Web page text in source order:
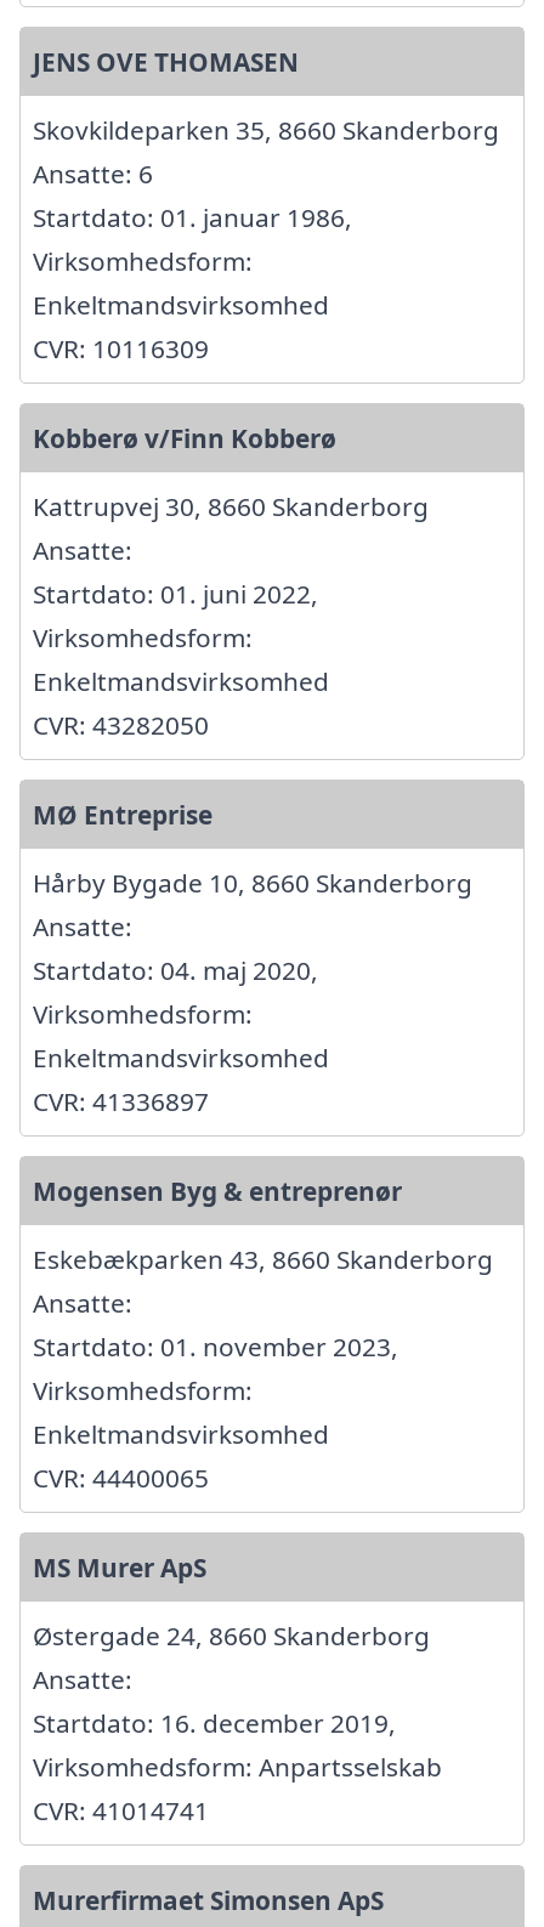
JENS OVE THOMASEN
Skovkildeparken 35, 8660 Skanderborg
Ansatte: 6
Startdato: 01. januar 1986,
Virksomhedsform:
Enkeltmandsvirksomhed
CVR: 10116309
Kobberø v/Finn Kobberø
Kattrupvej 30, 8660 Skanderborg
Ansatte:
Startdato: 01. juni 2022,
Virksomhedsform:
Enkeltmandsvirksomhed
CVR: 43282050
MØ Entreprise
Hårby Bygade 10, 8660 Skanderborg
Ansatte:
Startdato: 04. maj 2020,
Virksomhedsform:
Enkeltmandsvirksomhed
CVR: 41336897
Mogensen Byg & entreprenør
Eskebækparken 43, 8660 Skanderborg
Ansatte:
Startdato: 01. november 2023,
Virksomhedsform:
Enkeltmandsvirksomhed
CVR: 44400065
MS Murer ApS
Østergade 24, 8660 Skanderborg
Ansatte:
Startdato: 16. december 2019,
Virksomhedsform: Anpartsselskab
CVR: 41014741
Murerfirmaet Simonsen ApS